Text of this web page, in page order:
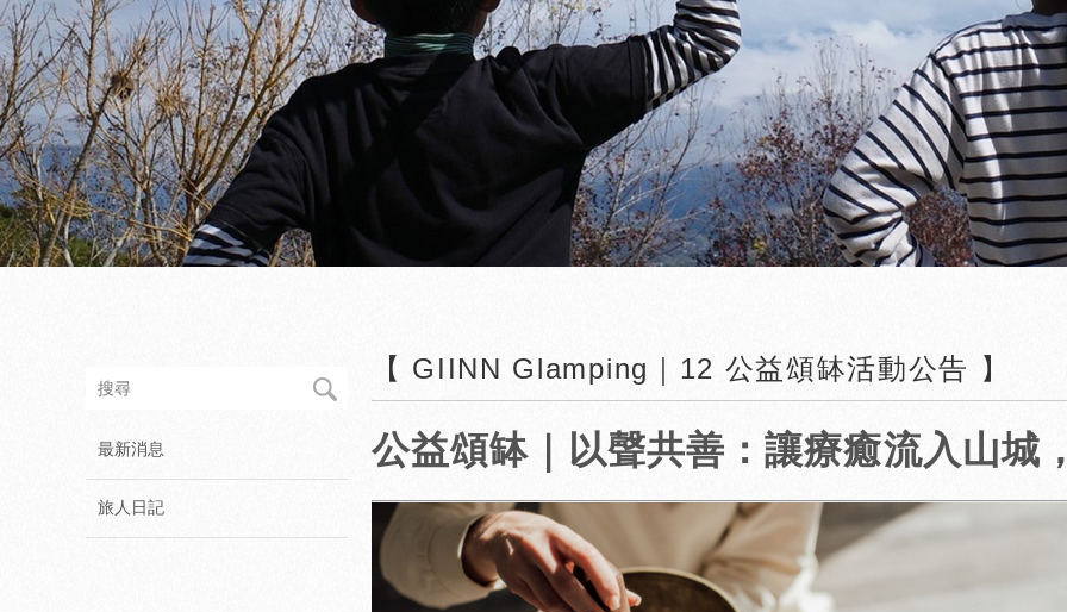
最新消息
旅人日記
【 GIINN Glamping｜12 公益頌缽活動公告 】
公益頌缽｜以聲共善：讓療癒流入山城